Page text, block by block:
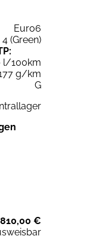
Euro6
4 (Green)
l/100km
g/km
G
€